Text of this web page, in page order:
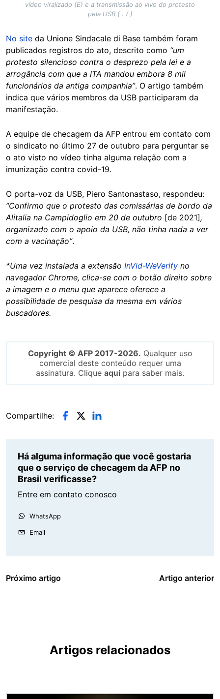
vídeo viralizado (E) e a transmissão ao vivo do protesto
pela USB ( . / )
No site da Unione Sindacale di Base também foram
publicados registros do ato, descrito como “um
protesto silencioso contra o desprezo pela lei e a
arrogância com que a ITA mandou embora 8 mil
funcionários da antiga companhia”. O artigo também
indica que vários membros da USB participaram da
manifestação.
A equipe de checagem da AFP entrou em contato com
o sindicato no último 27 de outubro para perguntar se
o ato visto no vídeo tinha alguma relação com a
imunização contra covid-19.
O porta-voz da USB, Piero Santonastaso, respondeu:
“Confirmo que o protesto das comissárias de bordo da
Alitalia na Campidoglio em 20 de outubro [de 2021] ,
organizado com o apoio da USB, não tinha nada a ver
com a vacinação”.
*Uma vez instalada a extensão InVid-WeVerify no
navegador Chrome, clica-se com o botão direito sobre
a imagem e o menu que aparece oferece a
possibilidade de pesquisa da mesma em vários
buscadores.
Copyright © AFP 2017-2026. Qualquer uso
comercial deste conteúdo requer uma
assinatura. Clique aqui para saber mais.
Compartilhe:
Há alguma informação que você gostaria
que o serviço de checagem da AFP no
Brasil verificasse?
Entre em contato conosco
WhatsApp
Email
Próximo artigo Artigo anterior
Artigos relacionados